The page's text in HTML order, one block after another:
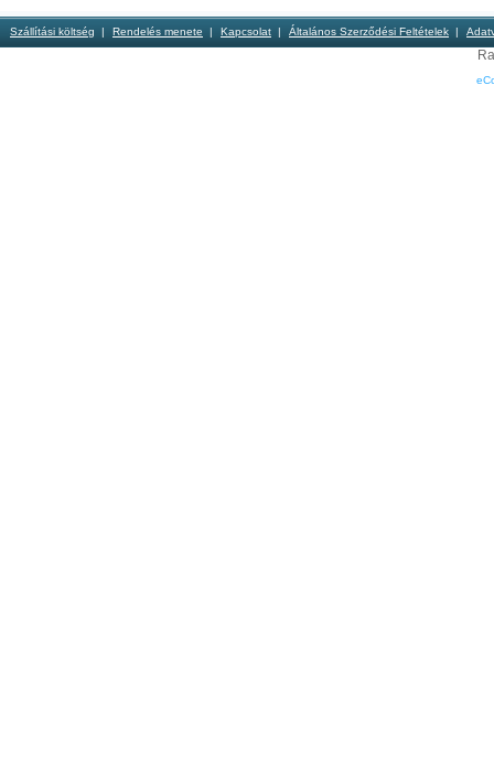
Szállítási költség Rendelés menete Kapcsolat Általános Szerződési Feltételek